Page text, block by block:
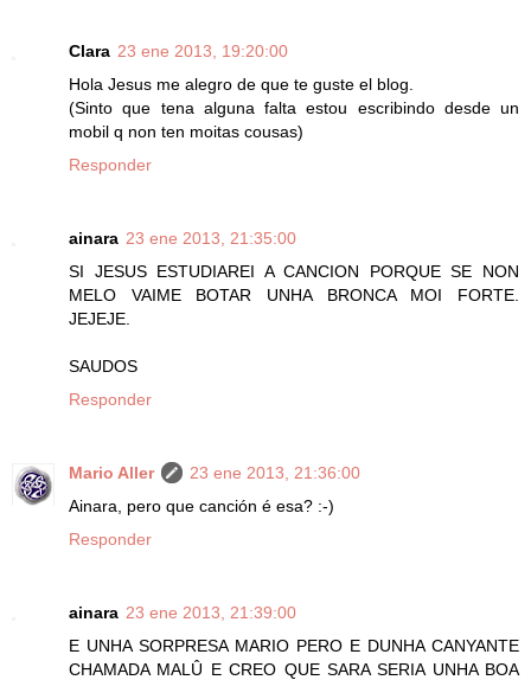
Clara 23 ene 2013, 19:20:00
Hola Jesus me alegro de que te guste el blog.
(Sinto que tena alguna falta estou escribindo desde un
mobil q non ten moitas cousas)
Responder
ainara 23 ene 2013, 21:35:00
SI JESUS ESTUDIAREI A CANCION PORQUE SE NON
MELO VAIME BOTAR UNHA BRONCA MOI FORTE.
JEJEJE.
SAUDOS
Responder
Mario Aller
23 ene 2013, 21:36:00
Ainara, pero que canción é esa? :-)
Responder
ainara 23 ene 2013, 21:39:00
E UNHA SORPRESA MARIO PERO E DUNHA CANYANTE
CHAMADA MALÛ E CREO QUE SARA SERIA UNHA BOA